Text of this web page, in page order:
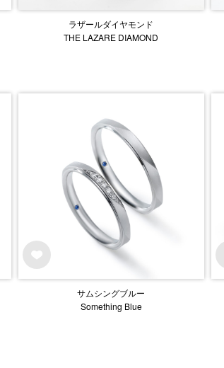
ラザールダイヤモンド
THE LAZARE DIAMOND
サムシングブルー
Something Blue